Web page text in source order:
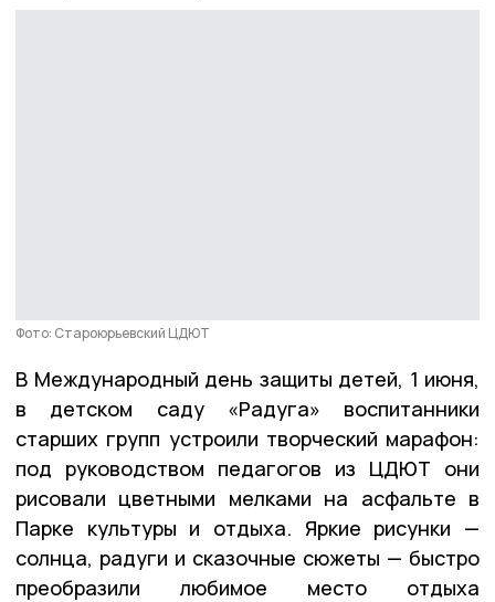
Фото: Староюрьевский ЦДЮТ
В Международный день защиты детей, 1 июня,
в детском саду «Радуга» воспитанники
старших групп устроили творческий марафон:
под руководством педагогов из ЦДЮТ они
рисовали цветными мелками на асфальте в
Парке культуры и отдыха. Яркие рисунки —
солнца, радуги и сказочные сюжеты — быстро
преобразили любимое место отдыха